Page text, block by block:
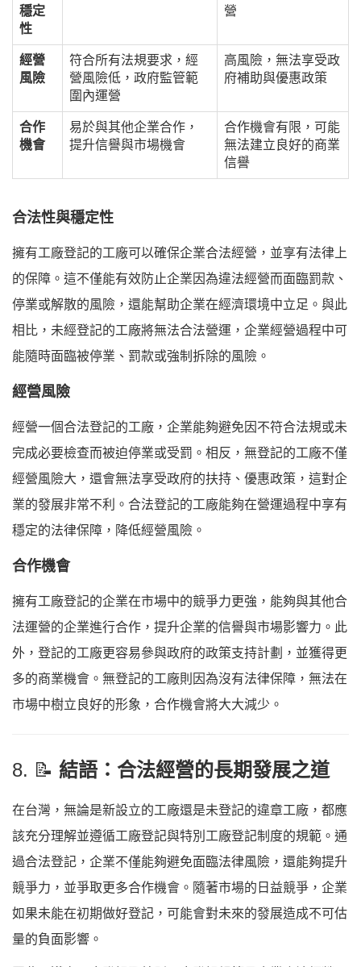
穩定
性
營
經營
風險
符合所有法規要求，經
營風險低，政府監管範
圍內運營
高風險，無法享受政
府補助與優惠政策
合作
機會
易於與其他企業合作，
提升信譽與市場機會
合作機會有限，可能
無法建立良好的商業
信譽
合法性與穩定性
擁有工廠登記的工廠可以確保企業合法經營，並享有法律上
的保障。這不僅能有效防止企業因為違法經營而面臨罰款、
停業或解散的風險，還能幫助企業在經濟環境中立足。與此
相比，未經登記的工廠將無法合法營運，企業經營過程中可
能隨時面臨被停業、罰款或強制拆除的風險。
經營風險
經營一個合法登記的工廠，企業能夠避免因不符合法規或未
完成必要檢查而被迫停業或受罰。相反，無登記的工廠不僅
經營風險大，還會無法享受政府的扶持、優惠政策，這對企
業的發展非常不利。合法登記的工廠能夠在營運過程中享有
穩定的法律保障，降低經營風險。
合作機會
擁有工廠登記的企業在市場中的競爭力更強，能夠與其他合
法運營的企業進行合作，提升企業的信譽與市場影響力。此
外，登記的工廠更容易參與政府的政策支持計劃，並獲得更
多的商業機會。無登記的工廠則因為沒有法律保障，無法在
市場中樹立良好的形象，合作機會將大大減少。
8. 📝 結語：合法經營的長期發展之道
在台灣，無論是新設立的工廠還是未登記的違章工廠，都應
該充分理解並遵循工廠登記與特別工廠登記制度的規範。通
過合法登記，企業不僅能夠避免面臨法律風險，還能夠提升
競爭力，並爭取更多合作機會。隨著市場的日益競爭，企業
如果未能在初期做好登記，可能會對未來的發展造成不可估
量的負面影響。